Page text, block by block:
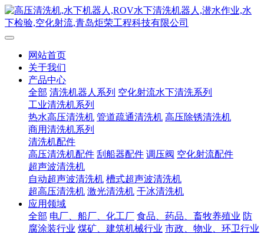
网站首页
关于我们
产品中心
全部 清洗机器人系列 空化射流水下清洗系列
工业清洗机系列
热水高压清洗机 管道疏通清洗机 高压除锈清洗机
商用清洗机系列
清洗机配件
高压清洗机配件 刮船器配件 调压阀 空化射流配件
超声波清洗机
自动超声波清洗机 槽式超声波清洗机
超高压清洗机 激光清洗机 干冰清洗机
应用领域
全部 电厂、船厂、化工厂 食品、药品、畜牧养殖业 防
腐涂装行业 煤矿、建筑机械行业 市政、物业、环卫行业